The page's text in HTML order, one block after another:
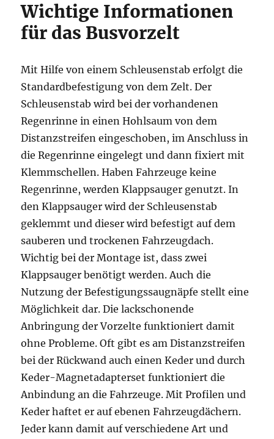
Wichtige Informationen
für das Busvorzelt
Mit Hilfe von einem Schleusenstab erfolgt die
Standardbefestigung von dem Zelt. Der
Schleusenstab wird bei der vorhandenen
Regenrinne in einen Hohlsaum von dem
Distanzstreifen eingeschoben, im Anschluss in
die Regenrinne eingelegt und dann fixiert mit
Klemmschellen. Haben Fahrzeuge keine
Regenrinne, werden Klappsauger genutzt. In
den Klappsauger wird der Schleusenstab
geklemmt und dieser wird befestigt auf dem
sauberen und trockenen Fahrzeugdach.
Wichtig bei der Montage ist, dass zwei
Klappsauger benötigt werden. Auch die
Nutzung der Befestigungssaugnäpfe stellt eine
Möglichkeit dar. Die lackschonende
Anbringung der Vorzelte funktioniert damit
ohne Probleme. Oft gibt es am Distanzstreifen
bei der Rückwand auch einen Keder und durch
Keder-Magnetadapterset funktioniert die
Anbindung an die Fahrzeuge. Mit Profilen und
Keder haftet er auf ebenen Fahrzeugdächern.
Jeder kann damit auf verschiedene Art und